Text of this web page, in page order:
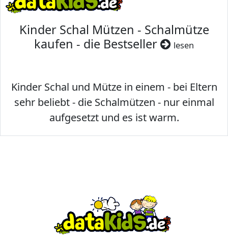
Kinder Schal Mützen - Schalmütze
kaufen - die Bestseller
lesen
Kinder Schal und Mütze in einem - bei Eltern
sehr beliebt - die Schalmützen - nur einmal
aufgesetzt und es ist warm.